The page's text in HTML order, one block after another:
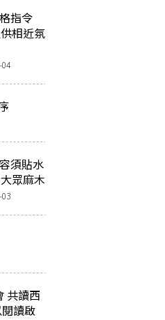
指令
相近氛
須貼水
眾麻木
共讀西
讀啟